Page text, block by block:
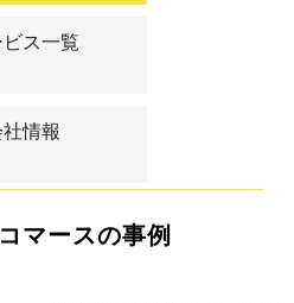
ス一覧
情報
マースの事例